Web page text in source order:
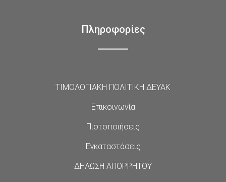
Πληροφορίες
ΤΙΜΟΛΟΓΙΑΚΗ ΠΟΛΙΤΙΚΗ ΔΕΥΑΚ
Επικοινωνία
Πιστοποιήσεις
Εγκαταστάσεις
ΔΗΛΩΣΗ ΑΠΟΡΡΗΤΟΥ